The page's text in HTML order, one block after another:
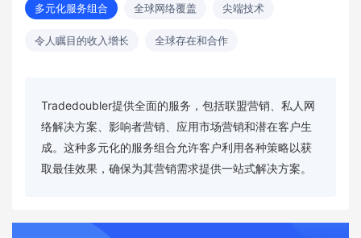
多元化服务组合 全球网络覆盖 尖端技术
令人瞩目的收入增长 全球存在和合作
Tradedoubler提供全面的服务，包括联盟营销、私人网
络解决方案、影响者营销、应用市场营销和潜在客户生
成。这种多元化的服务组合允许客户利用各种策略以获
取最佳效果，确保为其营销需求提供一站式解决方案。